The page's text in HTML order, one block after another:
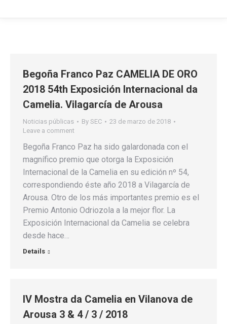
Begoña Franco Paz CAMELIA DE ORO
2018 54th Exposición Internacional da
Camelia. Vilagarcía de Arousa
Noticias públicas By SEC
23 de marzo de 2018
Leave a comment
Begoña Franco Paz ha sido galardonada con el
magnífico premio que otorga la Exposición
Internacional de la Camelia en su edición nº 54,
correspondiendo éste año 2018 a Vilagarcía de
Arousa. Otro de los más importantes premio es el
Premio Antonio Odriozola a la mejor flor. La
Exposición Internacional da Camelia se celebra
desde hace…
Details
IV Mostra da Camelia en Vilanova de
Arousa 3 & 4 / 3 / 2018